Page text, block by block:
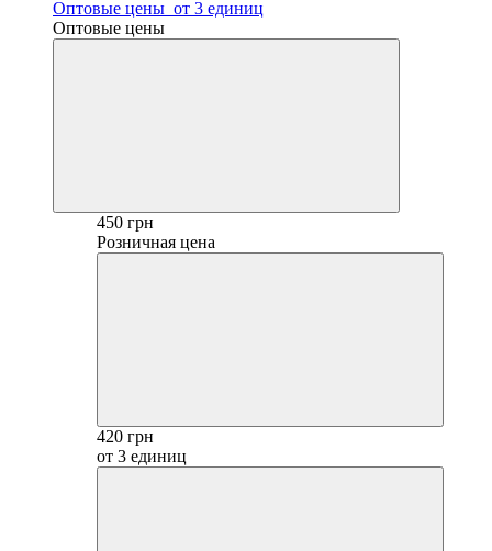
Оптовые цены от 3 единиц
Оптовые цены
450 грн
Розничная цена
420 грн
от 3 единиц